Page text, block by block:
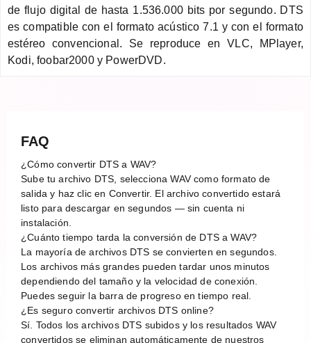
de flujo digital de hasta 1.536.000 bits por segundo. DTS
es compatible con el formato acústico 7.1 y con el formato
estéreo convencional. Se reproduce en VLC, MPlayer,
Kodi, foobar2000 y PowerDVD.
FAQ
¿Cómo convertir DTS a WAV?
Sube tu archivo DTS, selecciona WAV como formato de
salida y haz clic en Convertir. El archivo convertido estará
listo para descargar en segundos — sin cuenta ni
instalación.
¿Cuánto tiempo tarda la conversión de DTS a WAV?
La mayoría de archivos DTS se convierten en segundos.
Los archivos más grandes pueden tardar unos minutos
dependiendo del tamaño y la velocidad de conexión.
Puedes seguir la barra de progreso en tiempo real.
¿Es seguro convertir archivos DTS online?
Sí. Todos los archivos DTS subidos y los resultados WAV
convertidos se eliminan automáticamente de nuestros